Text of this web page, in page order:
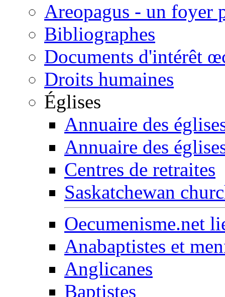
Areopagus - un foyer
Bibliographes
Documents d'intérêt
Droits humaines
Églises
Annuaire des
Annuaire des
Centres de retraites
Saskatchewan
Oecumenisme.net
Anabaptistes et
Anglicanes
Baptistes